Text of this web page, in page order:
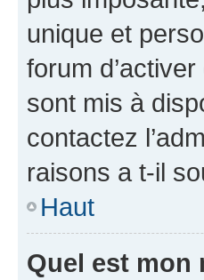
unique et
forum
sont mis à
contactez
raisons a t-il
Haut
Quel est mon